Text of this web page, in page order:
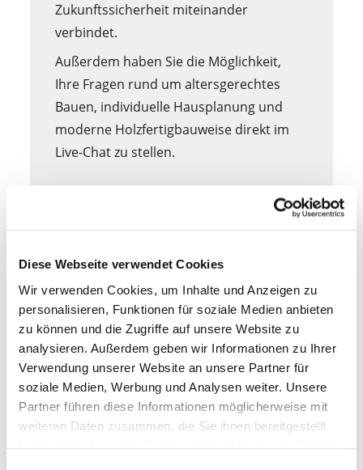
Diese Webseite verwendet Cookies
Wir verwenden Cookies, um Inhalte und Anzeigen zu
personalisieren, Funktionen für soziale Medien anbieten
zu können und die Zugriffe auf unsere Website zu
analysieren. Außerdem geben wir Informationen zu Ihrer
Verwendung unserer Website an unsere Partner für
soziale Medien, Werbung und Analysen weiter. Unsere
Partner führen diese Informationen möglicherweise mit
weiteren Daten zusammen, die Sie ihnen bereitgestellt
Zukunftssicherheit miteinander
verbindet.
Außerdem haben Sie die Möglichkeit,
Ihre Fragen rund um altersgerechtes
Bauen, individuelle Hausplanung und
moderne Holzfertigbauweise direkt im
Live-Chat zu stellen.
Warum lohnt es sich, altersgerechtes
mitzudenken?
Was bedeutet altersgerecht,
barrierearm oder zukunftssicher
wohnen konkret?
Welche Grundrisslösungen eignen
sich besonders für komfortables
Wohnen in jeder Lebensphase?
Welche Vorteile bietet ein Bungalow